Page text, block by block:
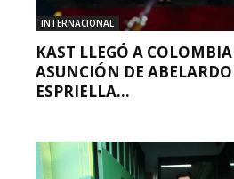
INTERNACIONAL
KAST LLEGÓ A
ASUNCIÓN DE
ESPRIELLA...